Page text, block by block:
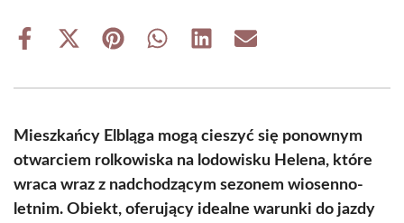
Share
Share
(Twitter)
Share Share Share Share
Mieszkańcy Elbląga mogą cieszyć się ponownym
otwarciem rolkowiska na lodowisku Helena, które
wraca wraz z nadchodzącym sezonem wiosenno-
letnim. Obiekt, oferujący idealne warunki do jazdy